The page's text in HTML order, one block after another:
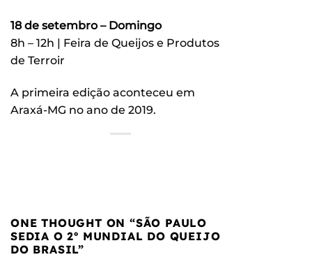
18 de setembro – Domingo
8h – 12h | Feira de Queijos e Produtos
de Terroir
A primeira edição aconteceu em
Araxá-MG no ano de 2019.
ONE THOUGHT ON “SÃO PAULO
SEDIA O 2º MUNDIAL DO QUEIJO
DO BRASIL”